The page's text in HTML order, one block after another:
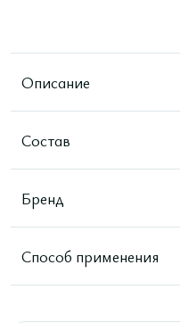
Описание
Состав
Бренд
Способ применения